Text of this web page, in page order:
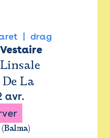
drag
La
avr.